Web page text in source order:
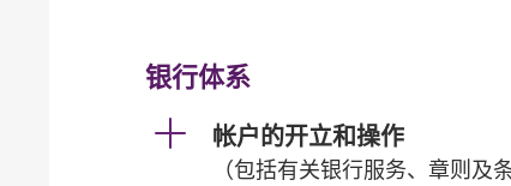
银行体系
帐户的开立和操作
（包括有关银行服务、章则及